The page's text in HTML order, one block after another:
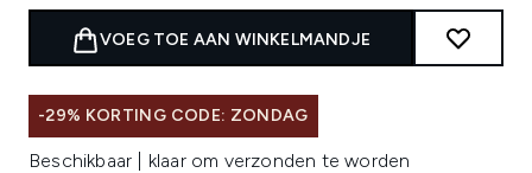
VOEG TOE AAN WINKELMANDJE
-29% KORTING CODE: ZONDAG
Beschikbaar | klaar om verzonden te worden